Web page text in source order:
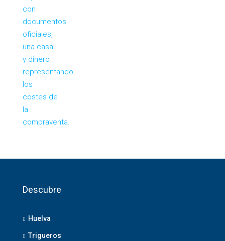
Descubre
Huelva
Trigueros